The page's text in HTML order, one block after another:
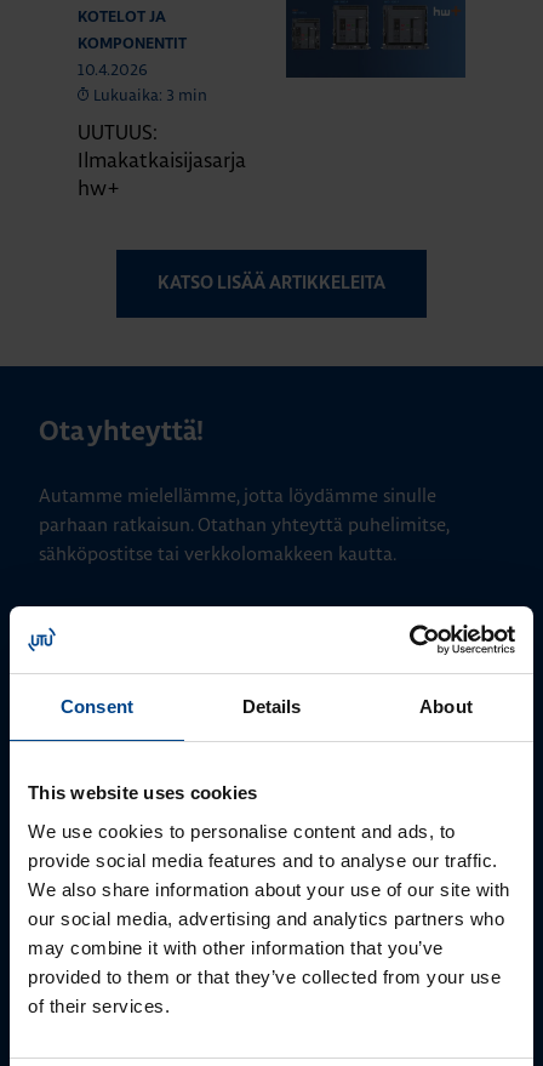
Consent Details About
This website uses cookies
We use cookies to personalise content and ads, to
provide social media features and to analyse our traffic.
We also share information about your use of our site with
our social media, advertising and analytics partners who
may combine it with other information that you’ve
provided to them or that they’ve collected from your use
of their services.
KOTELOT JA
KOMPONENTIT
10.4.2026
Lukuaika: 3 min
UUTUUS:
Ilmakatkaisijasarja
hw+
KATSO LISÄÄ ARTIKKELEITA
Ota yhteyttä!
Autamme mielellämme, jotta löydämme sinulle
parhaan ratkaisun. Otathan yhteyttä puhelimitse,
sähköpostitse tai verkkolomakkeen kautta.
ALUEMYYNTIPÄÄLLIKKÖ, LÄNSI-SUOMI
Jussi Pernaa
+358 50 596 7006
jussi.pernaa@utu.eu